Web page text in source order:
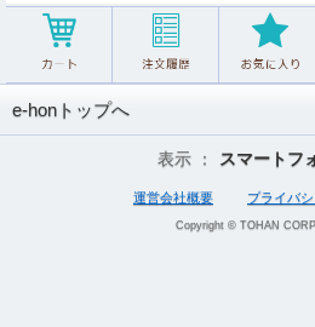
e-honトップへ
表示 ： スマートフ
運営会社概要 プライバ
Copyright © TOHAN